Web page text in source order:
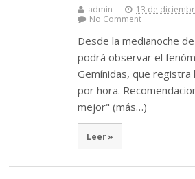
admin 13 de
No Comment
Desde la medianoche
podrá observar el
Gemínidas, que
por hora.
mejor" (más…)
Leer »